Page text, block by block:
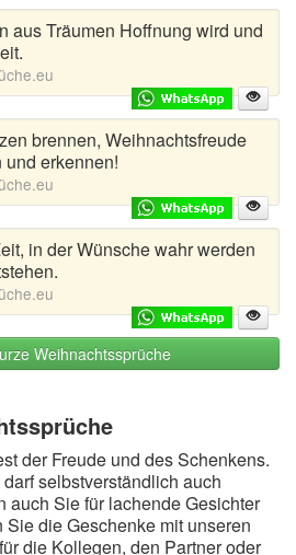
aus Träumen Hoffnung wird und
brennen, Weihnachtsfreude
erkennen!
in der Wünsche wahr werden
Weihnachtssprüche
der Freude und des Schenkens.
selbstverständlich auch
auch Sie für lachende Gesichter
die Geschenke mit unseren
die Kollegen, den Partner oder